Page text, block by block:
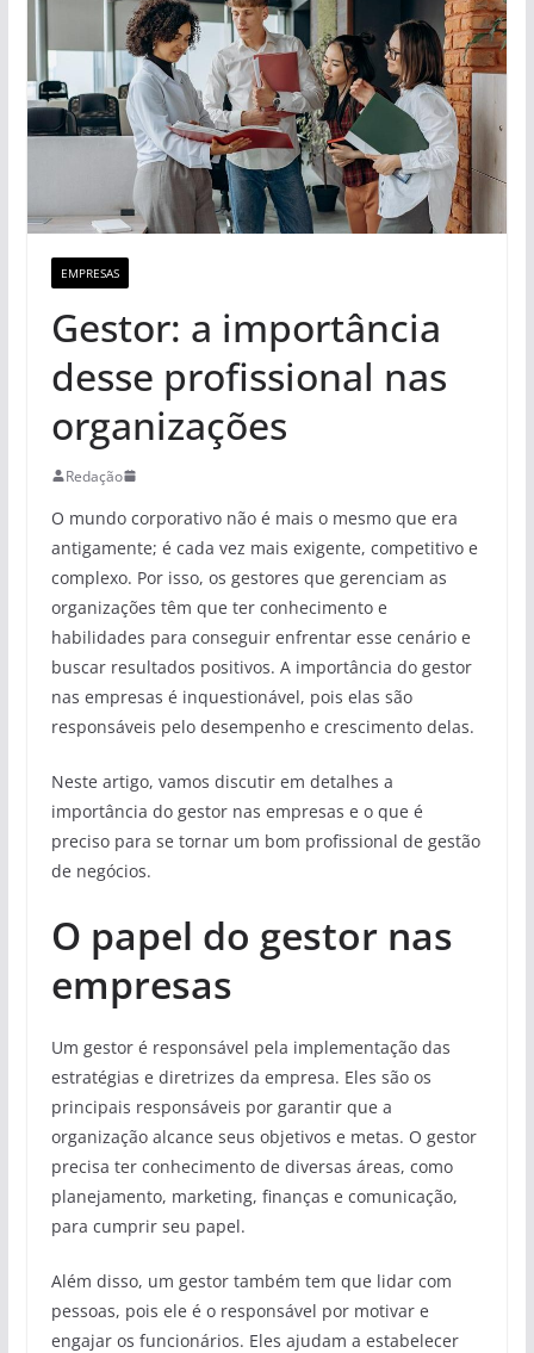
EMPRESAS
Gestor: a importância
desse profissional nas
organizações
Redação
O mundo corporativo não é mais o mesmo que era
antigamente; é cada vez mais exigente, competitivo e
complexo. Por isso, os gestores que gerenciam as
organizações têm que ter conhecimento e
habilidades para conseguir enfrentar esse cenário e
buscar resultados positivos. A importância do gestor
nas empresas é inquestionável, pois elas são
responsáveis pelo desempenho e crescimento delas.
Neste artigo, vamos discutir em detalhes a
importância do gestor nas empresas e o que é
preciso para se tornar um bom profissional de gestão
de negócios.
O papel do gestor nas
empresas
Um gestor é responsável pela implementação das
estratégias e diretrizes da empresa. Eles são os
principais responsáveis por garantir que a
organização alcance seus objetivos e metas. O gestor
precisa ter conhecimento de diversas áreas, como
planejamento, marketing, finanças e comunicação,
para cumprir seu papel.
Além disso, um gestor também tem que lidar com
pessoas, pois ele é o responsável por motivar e
engajar os funcionários. Eles ajudam a estabelecer